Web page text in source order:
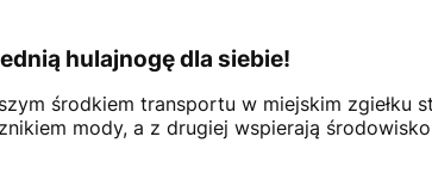
hulajnogę dla siebie!
środkiem transportu w miejskim zgiełku
mody, a z drugiej wspierają